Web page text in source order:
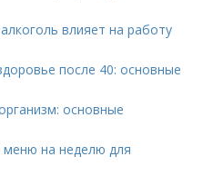
влияет на работу
после 40: основные
основные
меню на неделю для